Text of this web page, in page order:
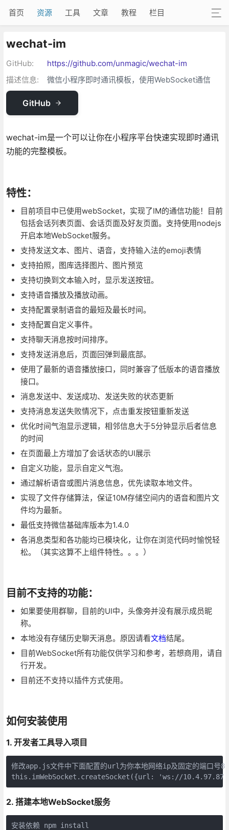
首页 资源 工具 文章 教程 栏目
wechat-im
GitHub:
https://github.com/unmagic/wechat-im
描述信息:
微信小程序即时通讯模板，使用WebSocket通信
GitHub
wechat-im是一个可以让你在小程序平台快速实现即时通讯
功能的完整模板。
特性：
目前项目中已使用webSocket，实现了IM的通信功能！目前
包括会话列表页面、会话页面及好友页面。支持使用nodejs
开启本地WebSocket服务。
支持发送文本、图片、语音，支持输入法的emoji表情
支持拍照，图库选择图片、图片预览
支持切换到文本输入时，显示发送按钮。
支持语音播放及播放动画。
支持配置录制语音的最短及最长时间。
支持配置自定义事件。
支持聊天消息按时间排序。
支持发送消息后，页面回弹到最底部。
使用了最新的语音播放接口，同时兼容了低版本的语音播放
接口。
消息发送中、发送成功、发送失败的状态更新
支持消息发送失败情况下，点击重发按钮重新发送
优化时间气泡显示逻辑，相邻信息大于5分钟显示后者信息
的时间
在页面最上方增加了会话状态的UI展示
自定义功能，显示自定义气泡。
通过解析语音或图片消息信息，优先读取本地文件。
实现了文件存储算法，保证10M存储空间内的语音和图片文
件均为最新。
最低支持微信基础库版本为1.4.0
各消息类型和各功能均已模块化，让你在浏览代码时愉悦轻
松。（其实这算不上组件特性。。。）
目前不支持的功能：
如果要使用群聊，目前的UI中，头像旁并没有展示成员昵
称。
本地没有存储历史聊天消息。原因请看文档结尾。
目前WebSocket所有功能仅供学习和参考，若想商用，请自
行开发。
目前还不支持以插件方式使用。
如何安装使用
1. 开发者工具导入项目
修改app.js文件中下面配置的url为你本地网络ip及固定的端口
2. 搭建本地WebSocket服务
安装依赖 npm install